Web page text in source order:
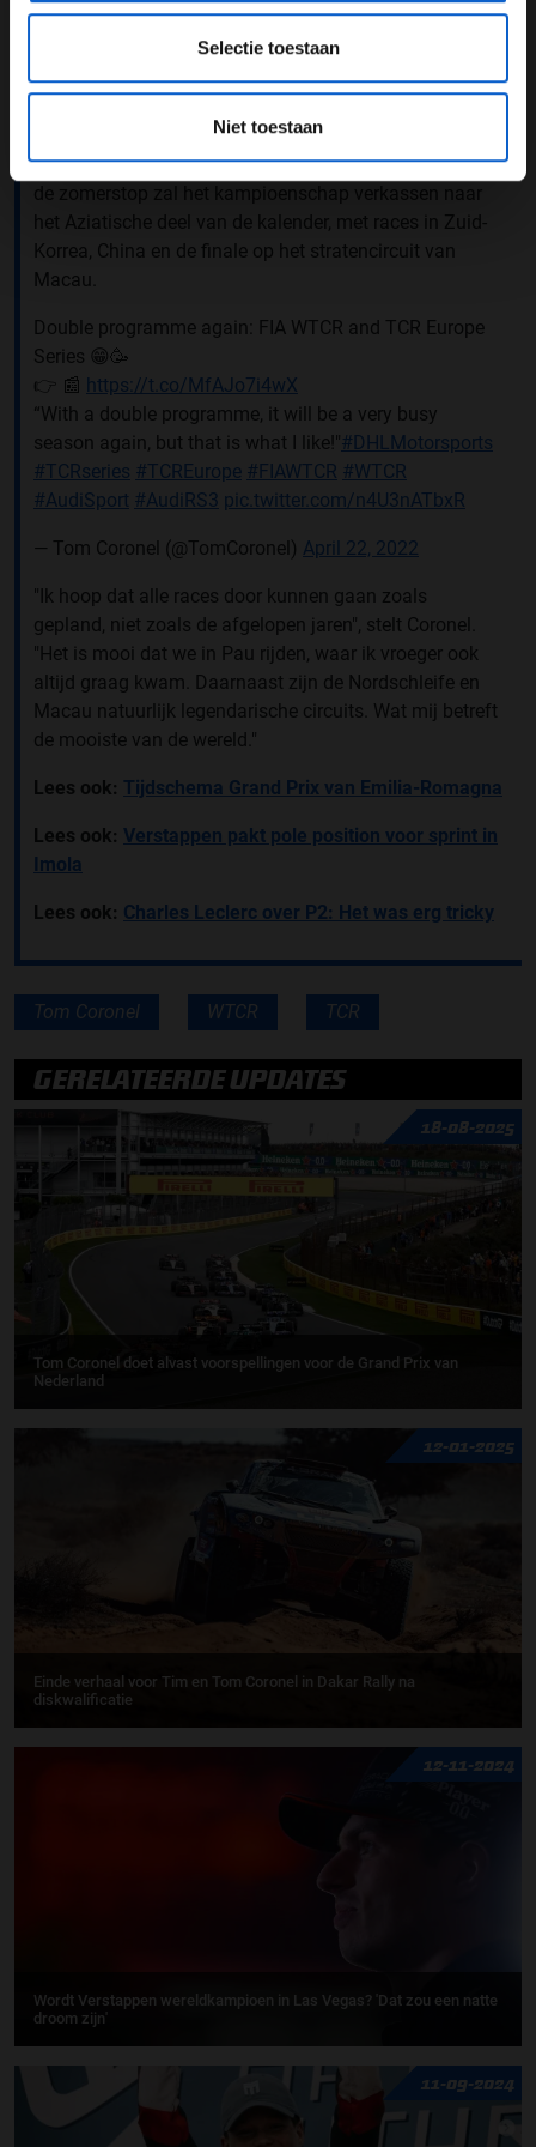
Selectie toestaan
Niet toestaan
Seizoensdoorsnee
Het FIA WTCR-seizoen zal starten in Frankrijk, op 7 en 8
mei. Drie weken later zal de 24-uursrace op de
volgen de Hungaroring en Aragón. Ook Portugal en
Italië komen later in het seizoen nog aan de beurt. Na
het Aziatische deel van de kalender, met races in Zuid-
Korrea, China en de finale op het stratencircuit van
Macau.
Double programme again: FIA WTCR and TCR Europe
Series 😁🥳
👉 📰 https://t.co/MfAJo7i4wX
“With a double programme, it will be a very busy
season again, but that is what I like!" #DHLMotorsports
#TCRseries #TCREurope #FIAWTCR #WTCR
#AudiSport #AudiRS3 pic.twitter.com/n4U3nATbxR
— Tom Coronel (@TomCoronel) April 22, 2022
"Ik hoop dat alle races door kunnen gaan zoals
gepland, niet zoals de afgelopen jaren", stelt Coronel.
"Het is mooi dat we in Pau rijden, waar ik vroeger ook
altijd graag kwam. Daarnaast zijn de Nordschleife en
Macau natuurlijk legendarische circuits. Wat mij betreft
de mooiste van de wereld."
Lees ook: Tijdschema Grand Prix van Emilia-Romagna
Lees ook: Verstappen pakt pole position voor sprint in
Imola
Lees ook: Charles Leclerc over P2: Het was erg tricky
Tom Coronel WTCR TCR
GERELATEERDE UPDATES
18-08-2025
Tom Coronel doet alvast voorspellingen voor de Grand Prix van
Nederland
12-01-2025
Einde verhaal voor Tim en Tom Coronel in Dakar Rally na
diskwalificatie
12-11-2024
Wordt Verstappen wereldkampioen in Las Vegas? 'Dat zou een natte
droom zijn'
11-09-2024